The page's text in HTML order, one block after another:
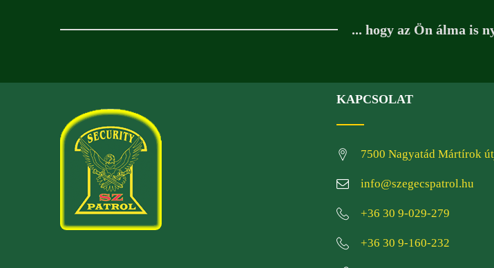
... hogy az Ön álma is
KAPCSOLAT
7500 Nagyatád Mártírok
info@szegecspatrol.hu
+36 30 9-029-279
+36 30 9-160-232